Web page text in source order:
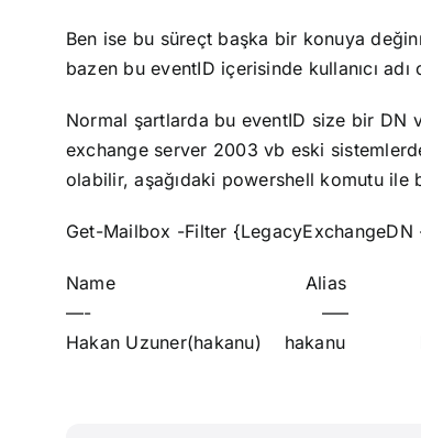
Ben ise bu süreçt başka bir konuya
bazen bu eventID içerisinde kullanıcı
Normal şartlarda bu eventID size bir DN
exchange server 2003 vb eski
olabilir, aşağıdaki powershell komutu ile
Get-Mailbox -Filter {LegacyExchangeDN
Name Alias
—- —–
Hakan Uzuner(hakanu)